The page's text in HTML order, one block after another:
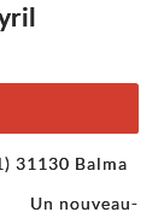
31130 Balma
Un nouveau-